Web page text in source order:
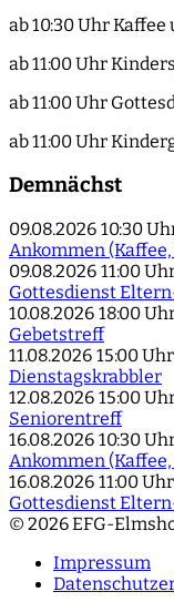
ab 10:30 Uhr Kaffee
ab 11:00 Uhr
ab 11:00 Uhr
ab 11:00 Uhr
Demnächst
09.08.2026 10:30
Ankommen (Kaffee,
09.08.2026 11:00
Gottesdienst
10.08.2026 18:00
Gebetstreff
11.08.2026 15:00 Uhr
Dienstagskrabbler
12.08.2026 15:00
Seniorentreff
16.08.2026 10:30
Ankommen (Kaffee,
16.08.2026 11:00 Uhr
Gottesdienst
© 2026 EFG-
Impressum